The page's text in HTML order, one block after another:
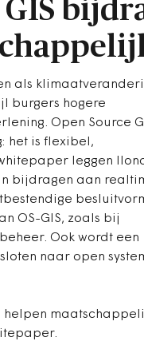
GIS
als
burgers hogere
Open Source
het is flexibel,
leggen
bijdragen aan
OS-GIS, zoals bij
Ook wordt een
naar open
helpen